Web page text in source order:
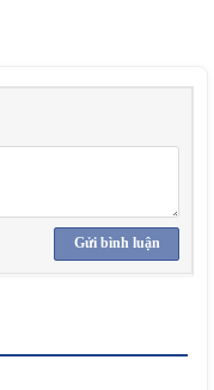
Gửi bình luận